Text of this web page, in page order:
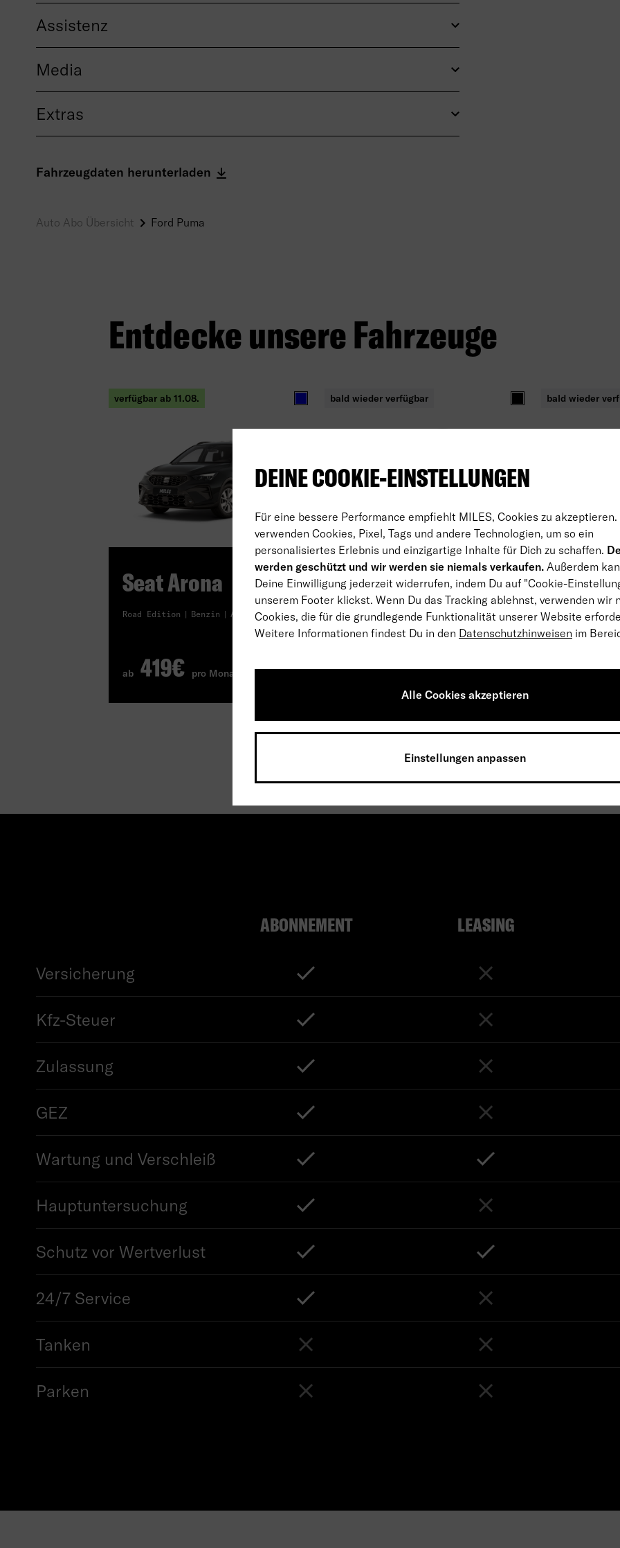
Assistenz
Media
Extras
Fahrzeugdaten herunterladen
Auto Abo Übersicht Ford Puma
Entdecke unsere Fahrzeuge
verfügbar ab 11.08. Blau
NEU!
Seat Arona
Road Edition Benzin Automatik
ab 419€ pro Monat
bald wieder verfügbar Schwarz
Ford Transit
Passenger
Trend Diesel Automatik
ab 929€ 829€ pro Monat
bald wieder
Audi
Elektrisch
ab
ABONNEMENT LEASING
Versicherung
Kfz-Steuer
Zulassung
GEZ
Wartung und Verschleiß
Hauptuntersuchung
Schutz vor Wertverlust
24/7 Service
Tanken
Parken
DEINE COOKIE-EINSTELLUNGEN
Für eine bessere Performance empfiehlt MILES, Cookies zu akzeptieren.
verwenden Cookies, Pixel, Tags und andere Technologien, um so ein
personalisiertes Erlebnis und einzigartige Inhalte für Dich zu schaffen.
werden geschützt und wir werden sie niemals verkaufen. Außerdem
Deine Einwilligung jederzeit widerrufen, indem Du auf "Cookie-
unserem Footer klickst. Wenn Du das Tracking ablehnst, verwenden wir
Cookies, die für die grundlegende Funktionalität unserer Website
Weitere Informationen findest Du in den Datenschutzhinweisen im
Einstellungen anpassen
Alle Cookies akzeptieren